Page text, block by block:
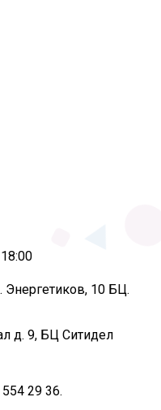
Энергетиков, 10 БЦ.
д. 9, БЦ Ситидел
29 36.